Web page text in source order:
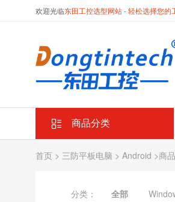
欢迎光临东田工控选型网站 - 轻松选择您的
商品分类
首页 > 三防平板电脑 > Android >商
分类： 全部